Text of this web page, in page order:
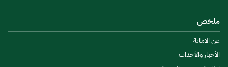
ملخص
عن الامانة
الأخبار والأحداث